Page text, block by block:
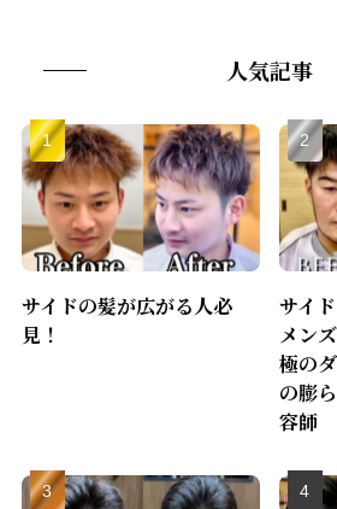
人気記事
サイドの髪が広がる人必
見！
サイ
メン
極の
の膨
容師